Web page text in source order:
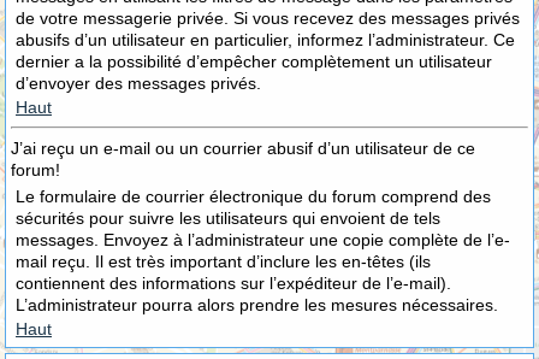
de votre messagerie privée. Si vous recevez des messages privés
abusifs d’un utilisateur en particulier, informez l’administrateur. Ce
dernier a la possibilité d’empêcher complètement un utilisateur
d’envoyer des messages privés.
Haut
J’ai reçu un e-mail ou un courrier abusif d’un utilisateur de ce
forum!
Le formulaire de courrier électronique du forum comprend des
sécurités pour suivre les utilisateurs qui envoient de tels
messages. Envoyez à l’administrateur une copie complète de l’e-
mail reçu. Il est très important d’inclure les en-têtes (ils
contiennent des informations sur l’expéditeur de l’e-mail).
L’administrateur pourra alors prendre les mesures nécessaires.
Haut